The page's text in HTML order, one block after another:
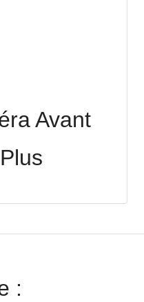
Avant
: